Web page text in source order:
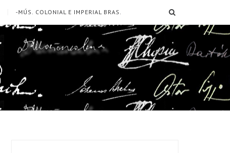
-MÚS. COLONIAL E IMPERIAL BRAS.